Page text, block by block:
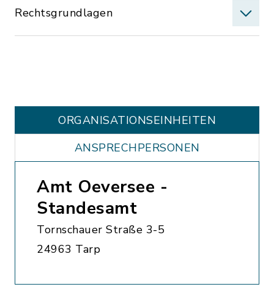
Rechtsgrundlagen
ORGANISATIONS­EINHEITEN
ANSPRECHPERSONEN
Amt Oeversee -
Standesamt
Tornschauer Straße 3-5
24963 Tarp